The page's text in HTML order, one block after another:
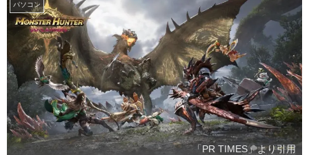
パソコン
「PR TIMES」より引用